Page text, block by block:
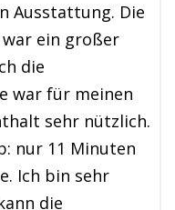
Ausstattung. Die
war ein großer
die
war für meinen
sehr nützlich.
nur 11 Minuten
Ich bin sehr
die